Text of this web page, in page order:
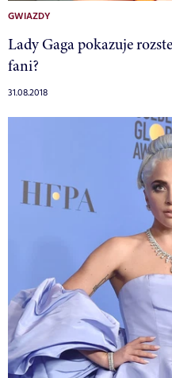
GWIAZDY
Lady Gaga pokazuje
fani?
31.08.2018